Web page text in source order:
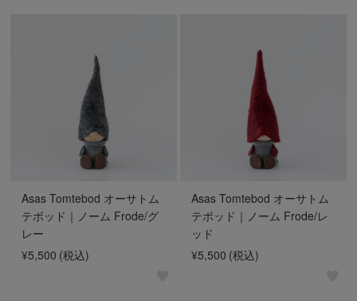
Asas Tomtebod オーサトム
テボッド｜ノーム Frode/グ
レー
¥5,500 (税込)
Asas Tomtebod オーサトム
テボッド｜ノーム Frode/レ
ッド
¥5,500 (税込)